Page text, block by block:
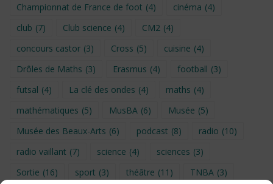
Championnat de France de foot (4) cinéma (4)
club (7) Club science (4) CM2 (4)
concours castor (3) Cross (5) cuisine (4)
Drôles de Maths (3) Erasmus (4) football (3)
futsal (4) La clé des ondes (4) maths (4)
mathématiques (5) MusBA (6) Musée (5)
Musée des Beaux-Arts (6) podcast (8) radio (10)
radio vaillant (7) science (4) sciences (3)
Sortie (16) sport (3) théâtre (11) TNBA (3)